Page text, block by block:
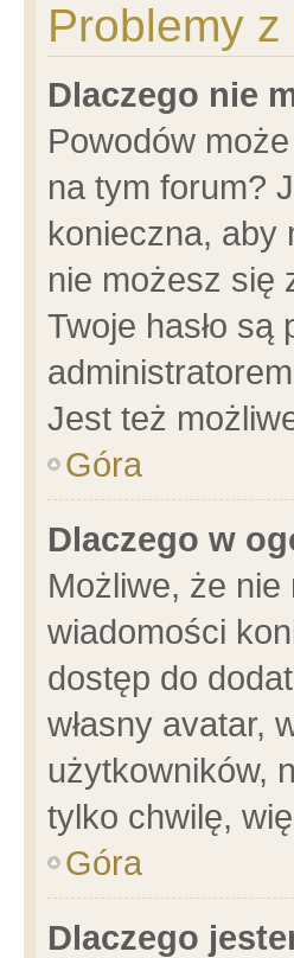
Problemy
Dlaczego nie
Powodów
na tym forum?
konieczna, aby
nie możesz się
Twoje hasło są
Jest też
Góra
Dlaczego w
Możliwe, że
wiadomości
dostęp do
własny avatar,
użytkowników,
tylko chwilę,
Góra
Dlaczego